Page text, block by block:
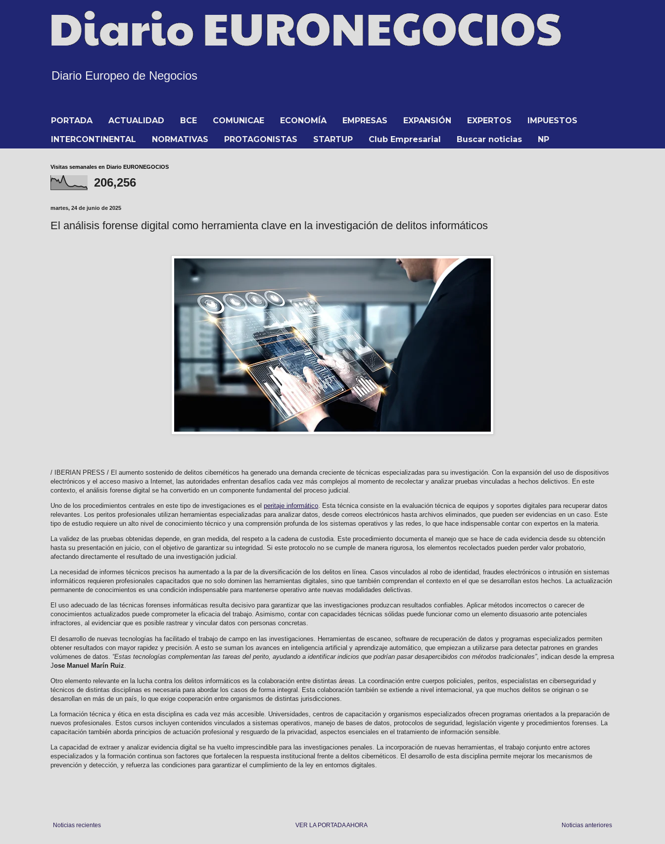
Diario Europeo de Negocios
PORTADA ACTUALIDAD BCE COMUNICAE ECONOMÍA EMPRESAS EXPANSIÓN EXPERTOS IMPUESTOS
INTERCONTINENTAL NORMATIVAS PROTAGONISTAS STARTUP Club Empresarial Buscar noticias NP
Visitas semanales en Diario EURONEGOCIOS
206,256
martes, 24 de junio de 2025
El análisis forense digital como herramienta clave en la investigación de delitos informáticos
/ IBERIAN PRESS / El aumento sostenido de delitos cibernéticos ha generado una demanda creciente de técnicas especializadas para su investigación. Con la expansión del uso de dispositivos
electrónicos y el acceso masivo a Internet, las autoridades enfrentan desafíos cada vez más complejos al momento de recolectar y analizar pruebas vinculadas a hechos delictivos. En este
contexto, el análisis forense digital se ha convertido en un componente fundamental del proceso judicial.
Uno de los procedimientos centrales en este tipo de investigaciones es el peritaje informático . Esta técnica consiste en la evaluación técnica de equipos y soportes digitales para recuperar datos
relevantes. Los peritos profesionales utilizan herramientas especializadas para analizar datos, desde correos electrónicos hasta archivos eliminados, que pueden ser evidencias en un caso. Este
tipo de estudio requiere un alto nivel de conocimiento técnico y una comprensión profunda de los sistemas operativos y las redes, lo que hace indispensable contar con expertos en la materia.
La validez de las pruebas obtenidas depende, en gran medida, del respeto a la cadena de custodia. Este procedimiento documenta el manejo que se hace de cada evidencia desde su obtención
hasta su presentación en juicio, con el objetivo de garantizar su integridad. Si este protocolo no se cumple de manera rigurosa, los elementos recolectados pueden perder valor probatorio,
afectando directamente el resultado de una investigación judicial.
La necesidad de informes técnicos precisos ha aumentado a la par de la diversificación de los delitos en línea. Casos vinculados al robo de identidad, fraudes electrónicos o intrusión en sistemas
informáticos requieren profesionales capacitados que no solo dominen las herramientas digitales, sino que también comprendan el contexto en el que se desarrollan estos hechos. La actualización
permanente de conocimientos es una condición indispensable para mantenerse operativo ante nuevas modalidades delictivas.
El uso adecuado de las técnicas forenses informáticas resulta decisivo para garantizar que las investigaciones produzcan resultados confiables. Aplicar métodos incorrectos o carecer de
conocimientos actualizados puede comprometer la eficacia del trabajo. Asimismo, contar con capacidades técnicas sólidas puede funcionar como un elemento disuasorio ante potenciales
infractores, al evidenciar que es posible rastrear y vincular datos con personas concretas.
El desarrollo de nuevas tecnologías ha facilitado el trabajo de campo en las investigaciones. Herramientas de escaneo, software de recuperación de datos y programas especializados permiten
obtener resultados con mayor rapidez y precisión. A esto se suman los avances en inteligencia artificial y aprendizaje automático, que empiezan a utilizarse para detectar patrones en grandes
volúmenes de datos. “Estas tecnologías complementan las tareas del perito, ayudando a identificar indicios que podrían pasar desapercibidos con métodos tradicionales”, indican desde la empresa
Jose Manuel Marín Ruiz
Otro elemento relevante en la lucha contra los delitos informáticos es la colaboración entre distintas áreas. La coordinación entre cuerpos policiales, peritos, especialistas en ciberseguridad y
técnicos de distintas disciplinas es necesaria para abordar los casos de forma integral. Esta colaboración también se extiende a nivel internacional, ya que muchos delitos se originan o se
desarrollan en más de un país, lo que exige cooperación entre organismos de distintas jurisdicciones.
La formación técnica y ética en esta disciplina es cada vez más accesible. Universidades, centros de capacitación y organismos especializados ofrecen programas orientados a la preparación de
nuevos profesionales. Estos cursos incluyen contenidos vinculados a sistemas operativos, manejo de bases de datos, protocolos de seguridad, legislación vigente y procedimientos forenses. La
capacitación también aborda principios de actuación profesional y resguardo de la privacidad, aspectos esenciales en el tratamiento de información sensible.
La capacidad de extraer y analizar evidencia digital se ha vuelto imprescindible para las investigaciones penales. La incorporación de nuevas herramientas, el trabajo conjunto entre actores
especializados y la formación continua son factores que fortalecen la respuesta institucional frente a delitos cibernéticos. El desarrollo de esta disciplina permite mejorar los mecanismos de
prevención y detección, y refuerza las condiciones para garantizar el cumplimiento de la ley en entornos digitales.
Noticias recientes Noticias anteriores
VER LA PORTADA AHORA